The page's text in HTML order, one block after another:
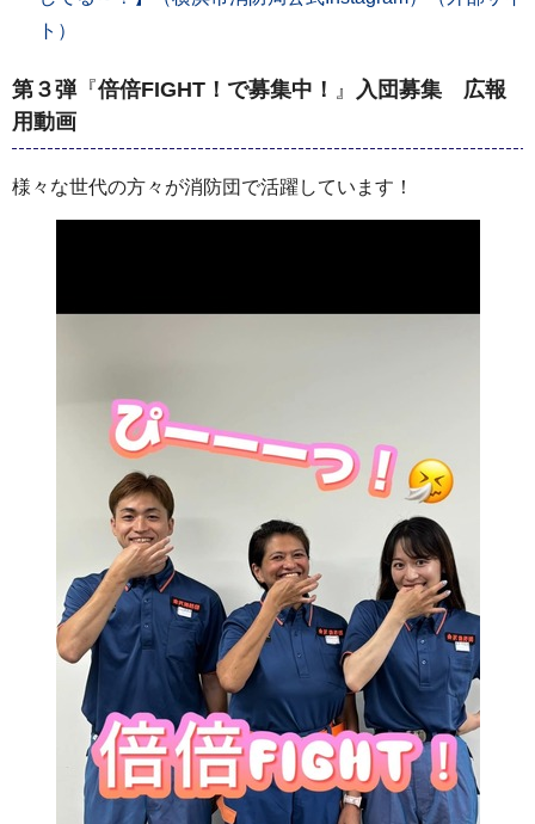
ト）
第３弾『倍倍FIGHT！で募集中！ 』
入団募集 広報
用動画
様々な世代の方々が消防団で活躍しています！